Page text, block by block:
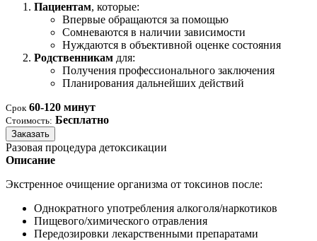
Пациентам, которые:
Впервые обращаются за помощью
Сомневаются в наличии зависимости
Нуждаются в объективной оценке состояния
Родственникам для:
Получения профессионального заключения
Планирования дальнейших действий
Срок 60-120 минут
Стоимость: Бесплатно
Заказать
Разовая процедура детоксикации
Описание
Экстренное очищение организма от токсинов после:
Однократного употребления алкоголя/наркотиков
Пищевого/химического отравления
Передозировки лекарственными препаратами